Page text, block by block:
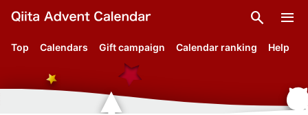
search menu
Top Calendars Gift campaign Calendar ranking Help